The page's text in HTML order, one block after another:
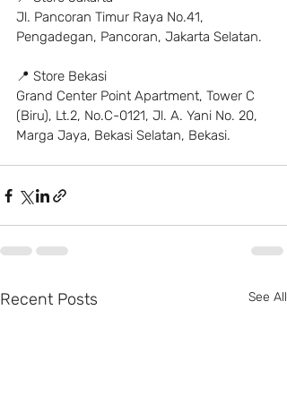
Jl. Pancoran Timur Raya No.41,
Pengadegan, Pancoran, Jakarta Selatan.
📍 Store Bekasi
Grand Center Point Apartment, Tower C
(Biru), Lt.2, No.C-0121, Jl. A. Yani No. 20,
Marga Jaya, Bekasi Selatan, Bekasi.
Recent Posts See All